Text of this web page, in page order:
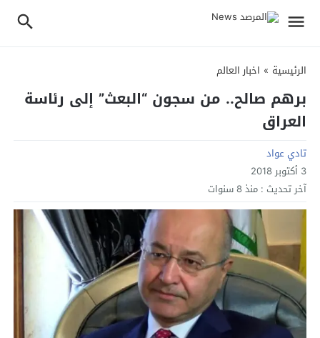
الرئيسية » اخبار العالم
برهم صالح.. من سجون “البعث” إلى رئاسة
العراق
تادي عواد
3 أكتوبر 2018
آخر تحديث : منذ 8 سنوات